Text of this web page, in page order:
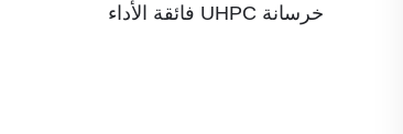
خرسانة UHPC فائقة الأداء